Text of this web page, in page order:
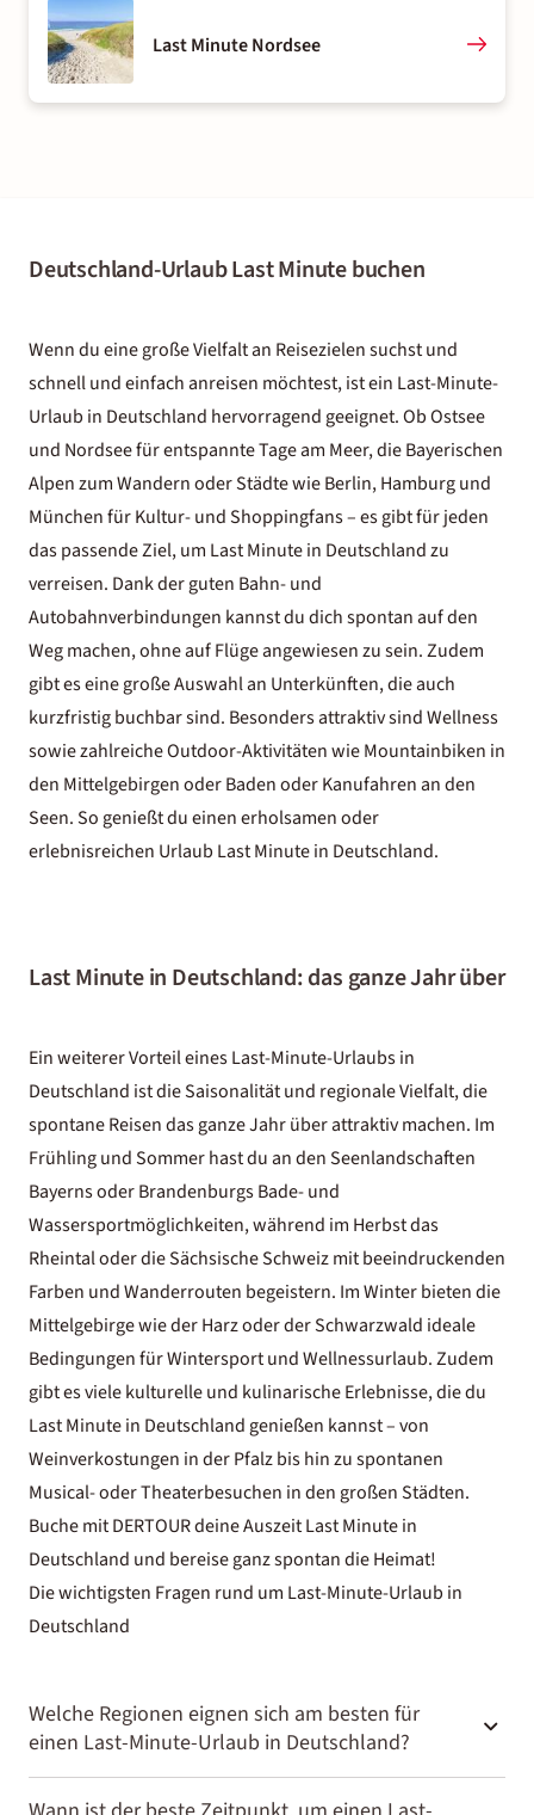
Last Minute Nordsee
Deutschland-Urlaub Last Minute buchen
Wenn du eine große Vielfalt an Reisezielen suchst und
schnell und einfach anreisen möchtest, ist ein Last-Minute-
Urlaub in Deutschland hervorragend geeignet. Ob Ostsee
und Nordsee für entspannte Tage am Meer, die Bayerischen
Alpen zum Wandern oder Städte wie Berlin, Hamburg und
München für Kultur- und Shoppingfans – es gibt für jeden
das passende Ziel, um Last Minute in Deutschlandzu
verreisen. Dank der guten Bahn- und
Autobahnverbindungen kannst du dich spontan auf den
Weg machen, ohne auf Flüge angewiesen zu sein. Zudem
gibt es eine große Auswahl an Unterkünften, die auch
kurzfristig buchbar sind. Besonders attraktiv sind Wellness
sowie zahlreiche Outdoor-Aktivitäten wie Mountainbiken in
den Mittelgebirgen oder Baden oder Kanufahren an den
Seen. So genießt du einen erholsamen oder
erlebnisreichen Urlaub Last Minute in Deutschland.
Last Minute in Deutschland: das ganze Jahr über
Ein weiterer Vorteil eines Last-Minute-Urlaubs in
Deutschland ist die Saisonalität und regionale Vielfalt, die
spontane Reisen das ganze Jahr über attraktiv machen. Im
Frühling und Sommer hast du an den Seenlandschaften
Bayerns oder Brandenburgs Bade- und
Wassersportmöglichkeiten, während im Herbst das
Rheintal oder die Sächsische Schweiz mit beeindruckenden
Farben und Wanderrouten begeistern. Im Winter bieten die
Mittelgebirge wie der Harz oder der Schwarzwald ideale
Bedingungen für Wintersport undWellnessurlaub. Zudem
gibt es viele kulturelle und kulinarische Erlebnisse, die du
Last Minute in Deutschland genießen kannst – von
Weinverkostungen in der Pfalz bis hin zu spontanen
Musical- oder Theaterbesuchen in den großen Städten.
Buche mit DERTOUR deine Auszeit Last Minute in
Deutschland und bereise ganz spontan die Heimat!
Die wichtigsten Fragen rund um Last-Minute-Urlaub in
Deutschland
Welche Regionen eignen sich am besten für
einen Last-Minute-Urlaub in Deutschland?
Für eine spontane Auszeit bieten Deutschlands Regionen